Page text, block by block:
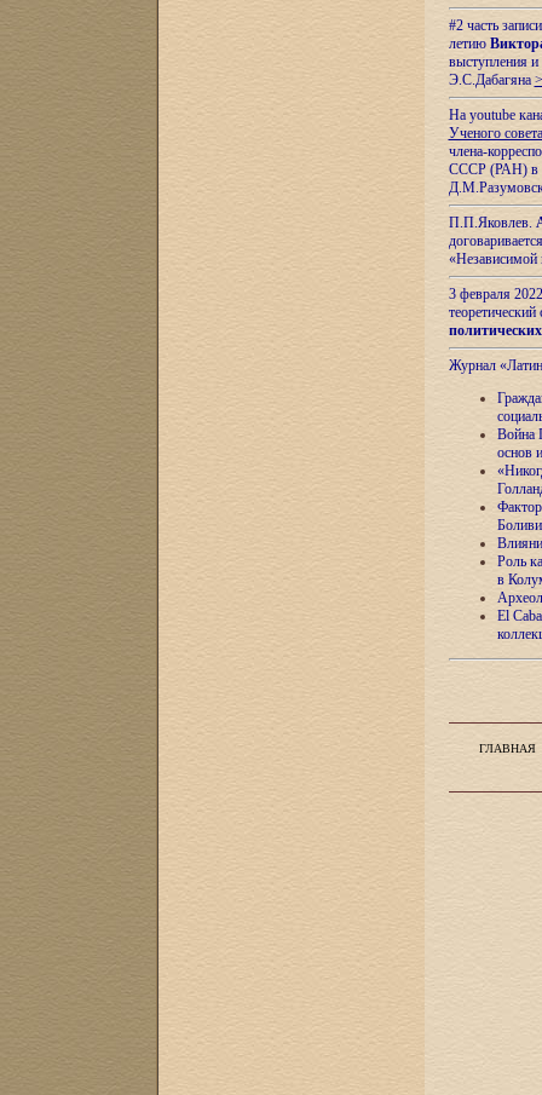
#2 часть
летию
выступления
Э.С.Дабагяна
На youtube
Ученого
члена-
СССР (РАН) в
П.П.Яковлев.
«Независимой
3 февраля
теоретический
Журнал
Война
основ
Роль
в
El
ГЛАВНАЯ